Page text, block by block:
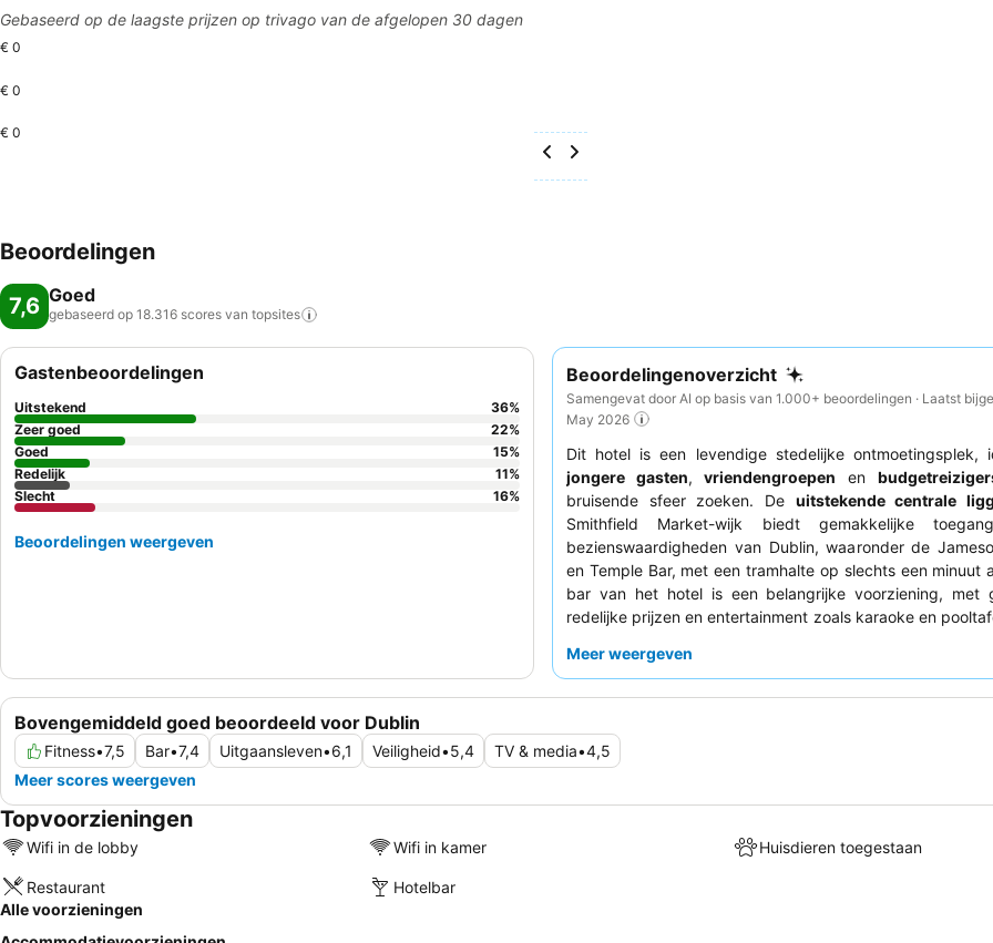
Gebaseerd op de laagste prijzen op trivago van de afgelopen 30 dagen
€ 0
€ 0
€ 0
Beoordelingen
7,6 Goed
gebaseerd op 18.316 scores van topsites
Beoordelingenoverzicht
Samengevat door AI op basis van 1.000+ beoordelingen · Laatst
May 2026
Dit hotel is een levendige stedelijke ontmoetingsplek,
jongere gasten,vriendengroepen en
bruisende sfeer zoeken. De uitstekende centrale
Smithfield Market-wijk biedt gemakkelijke
bezienswaardigheden van Dublin, waaronder de
en Temple Bar, met een tramhalte op slechts een minuut
bar van het hotel is een belangrijke voorziening, met
redelijke prijzen en entertainment zoals karaoke en
behulpzaamheid en gastvrije houding, en de dineropties
Meer weergeven
Bovengemiddeld goed beoordeeld voor Dublin
Fitness•7,5 Bar•7,4 Uitgaansleven•6,1 Veiligheid•5,4 TV & media•4,5
Meer scores weergeven
Gastenbeoordelingen
Uitstekend 36%
Zeer goed
22%
Goed
15%
Redelijk
11%
Slecht
16%
Beoordelingen weergeven
Topvoorzieningen
Wifi in de lobby Wifi in kamer Huisdieren toegestaan
Restaurant
Hotelbar
Alle voorzieningen